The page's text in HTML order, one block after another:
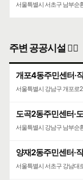
서울특별시 서초구 남부순
주변 공공시설 👨‍✈️
개포4동주민센터·
서울특별시 강남구 개포로
도곡2동주민센터·
서울특별시 강남구 남부
양재2동주민센터·
서울특별시 서초구 강남대